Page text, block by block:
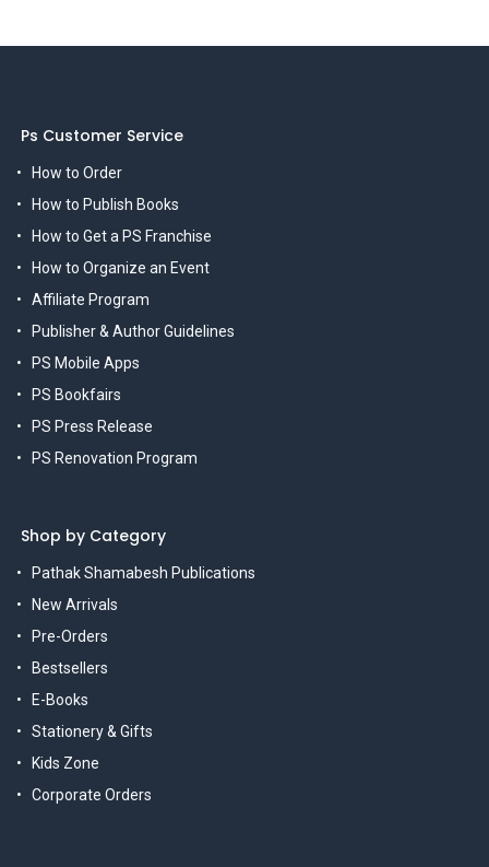
Ps Customer Service
How to Order
How to Publish Books
How to Get a PS Franchise
How to Organize an Event
Affiliate Program
Publisher & Author Guidelines
PS Mobile Apps
PS Bookfairs
PS Press Release
PS Renovation Program
Shop by Category
Pathak Shamabesh Publications
New Arrivals
Pre-Orders
Bestsellers
E-Books
Stationery & Gifts
Kids Zone
Corporate Orders